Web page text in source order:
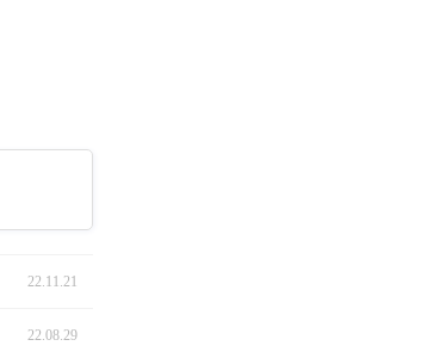
22.11.21
22.08.29